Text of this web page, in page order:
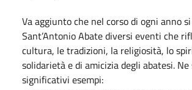
Va aggiunto che nel corso di ogni anno
Sant’Antonio Abate diversi eventi che
cultura, le tradizioni, la religiosità, lo
solidarietà e di amicizia degli abatesi. Ne
significativi esempi: